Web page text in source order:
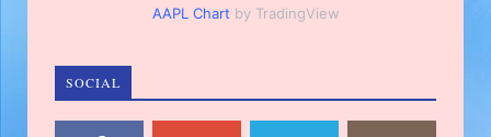
AAPL Chart by TradingView
SOCIAL